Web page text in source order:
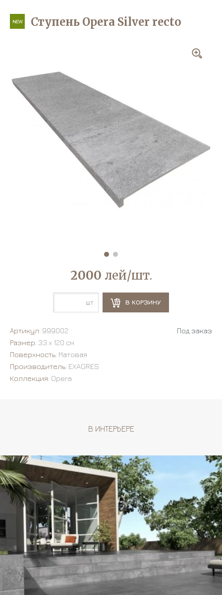
NEW Ступень Opera Silver recto
2000 лей/шт.
шт. В КОРЗИНУ
Артикул: 999002
Под заказ
Размер: 33 х 120 см
Поверхность: Матовая
Производитель: EXAGRES
Коллекция: Opera
В ИНТЕРЬЕРЕ